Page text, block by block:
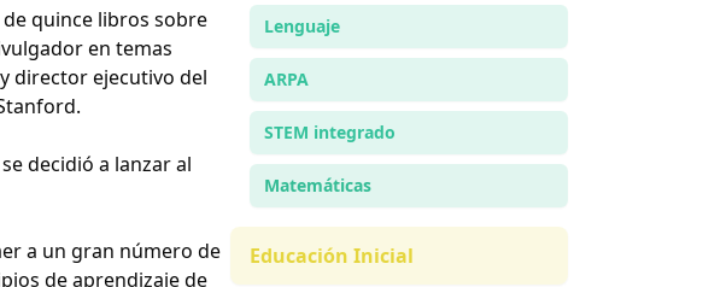
quince libros sobre
en temas
director ejecutivo del
decidió a lanzar al
a un gran número de
de aprendizaje de
Lenguaje
ARPA
STEM integrado
Matemáticas
Educación Inicial